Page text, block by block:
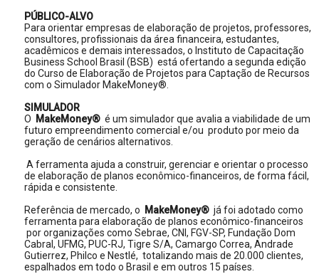
PÚBLICO-ALVO
Para orientar empresas de elaboração de projetos, professores,
consultores, profissionais da área financeira, estudantes,
acadêmicos e demais interessados, o Instituto de Capacitação
Business School Brasil (BSB) está ofertando a segunda edição
do Curso de Elaboração de Projetos para Captação de Recursos
com o Simulador MakeMoney®.
SIMULADOR
O
MakeMoney® é um simulador que avalia a viabilidade de um
futuro empreendimento comercial e/ou produto por meio da
geração de cenários alternativos.
A ferramenta ajuda a construir, gerenciar e orientar o processo
de elaboração de planos econômico-financeiros, de forma fácil,
rápida e consistente.
Referência de mercado, o
MakeMoney® já foi adotado como
ferramenta para elaboração de planos econômico-financeiros
por organizações como Sebrae, CNI, FGV-SP, Fundação Dom
Cabral, UFMG, PUC-RJ, Tigre S/A, Camargo Correa, Andrade
Gutierrez, Philco e Nestlé, totalizando mais de 20.000 clientes,
espalhados em todo o Brasil e em outros 15 países.